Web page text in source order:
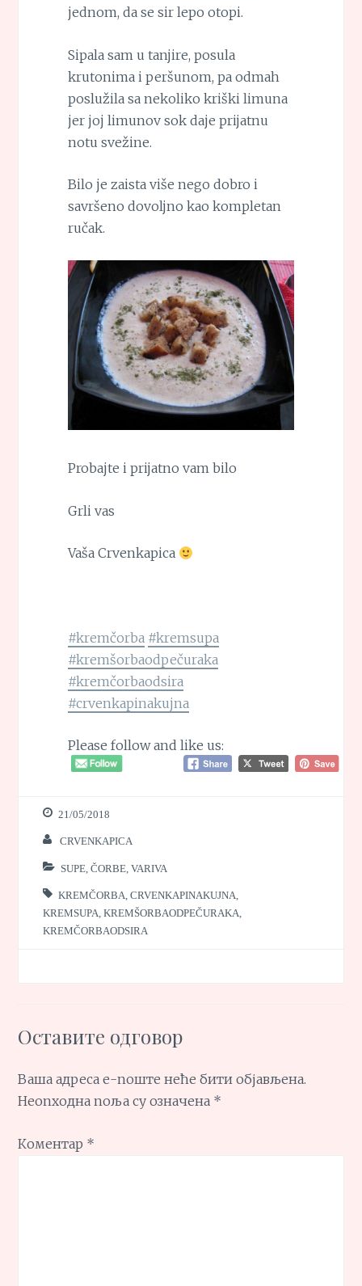
jednom, da se sir lepo otopi.
Sipala sam u tanjire, posula
krutonima i peršunom, pa odmah
poslužila sa nekoliko kriški limuna
jer joj limunov sok daje prijatnu
notu svežine.
Bilo je zaista više nego dobro i
savršeno dovoljno kao kompletan
ručak.
Probajte i prijatno vam bilo
Grli vas
Vaša Crvenkapica
#kremčorba #kremsupa
#kremšorbaodpečuraka
#kremčorbaodsira
#crvenkapinakujna
Please follow and like us:
21/05/2018
CRVENKAPICA
SUPE, ČORBE, VARIVA
KREMČORBA ,CRVENKAPINAKUJNA
KREMSUPA ,KREMŠORBAODPEČURAKA
KREMČORBAODSIRA
Оставите одговор
Ваша адреса е-поште неће бити објављена.
Неопходна поља су означена *
Коментар *